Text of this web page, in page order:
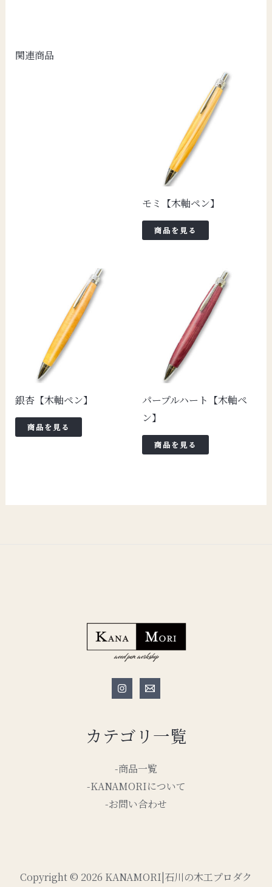
関連商品
モミ【木軸ペン】
商品を見る
銀杏【木軸ペン】
商品を見る
パープルハート【木軸ペ
ン】
商品を見る
カテゴリ一覧
-商品一覧
-KANAMORIについて
-お問い合わせ
Copyright © 2026 KANAMORI|石川の木工プロダク